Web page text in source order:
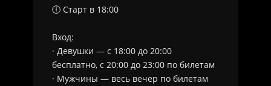
🕕 Старт в 18:00
Вход:
· Девушки — с 18:00 до 20:00
бесплатно, с 20:00 до 23:00 по билетам
· Мужчины — весь вечер по билетам